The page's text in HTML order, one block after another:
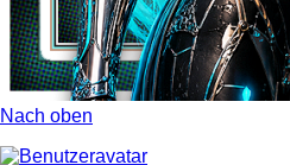
Nach oben